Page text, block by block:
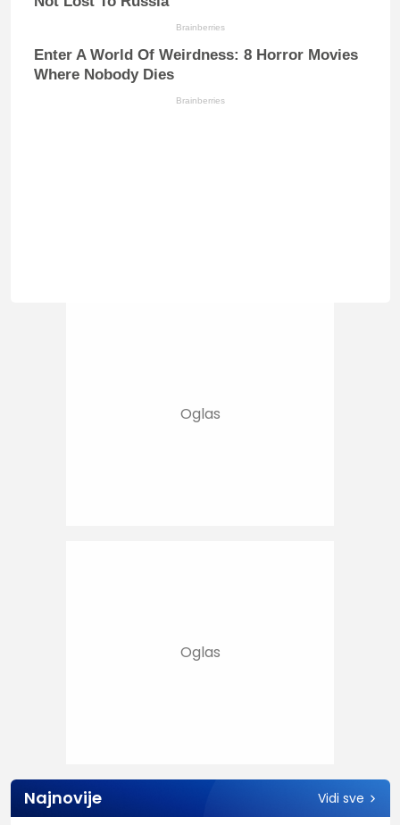
Brainberries
Enter A World Of Weirdness: 8 Horror Movies
Where Nobody Dies
Brainberries
Najnovije Vidi sve